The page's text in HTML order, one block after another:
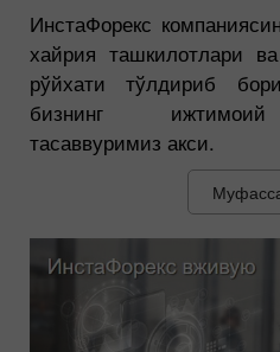
ИнстаФорекс
хайрия ташкилотлари
рўйхати тўлдириб
бизнинг ижтимоий
тасаввуримиз акси.